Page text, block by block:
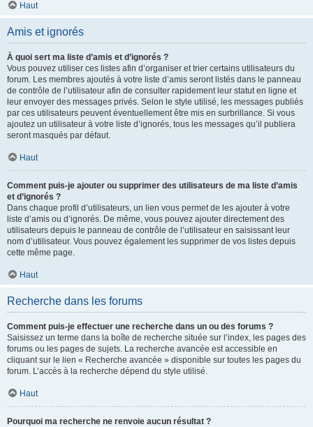
Haut
Amis et ignorés
À quoi sert ma liste d’amis et d’ignorés ?
Vous pouvez utiliser ces listes afin d’organiser et trier certains utilisateurs du
forum. Les membres ajoutés à votre liste d’amis seront listés dans le panneau
de contrôle de l’utilisateur afin de consulter rapidement leur statut en ligne et
leur envoyer des messages privés. Selon le style utilisé, les messages publiés
par ces utilisateurs peuvent éventuellement être mis en surbrillance. Si vous
ajoutez un utilisateur à votre liste d’ignorés, tous les messages qu’il publiera
seront masqués par défaut.
Haut
Comment puis-je ajouter ou supprimer des utilisateurs de ma liste d’amis
et d’ignorés ?
Dans chaque profil d’utilisateurs, un lien vous permet de les ajouter à votre
liste d’amis ou d’ignorés. De même, vous pouvez ajouter directement des
utilisateurs depuis le panneau de contrôle de l’utilisateur en saisissant leur
nom d’utilisateur. Vous pouvez également les supprimer de vos listes depuis
cette même page.
Haut
Recherche dans les forums
Comment puis-je effectuer une recherche dans un ou des forums ?
Saisissez un terme dans la boîte de recherche située sur l’index, les pages des
forums ou les pages de sujets. La recherche avancée est accessible en
cliquant sur le lien « Recherche avancée » disponible sur toutes les pages du
forum. L’accès à la recherche dépend du style utilisé.
Haut
Pourquoi ma recherche ne renvoie aucun résultat ?